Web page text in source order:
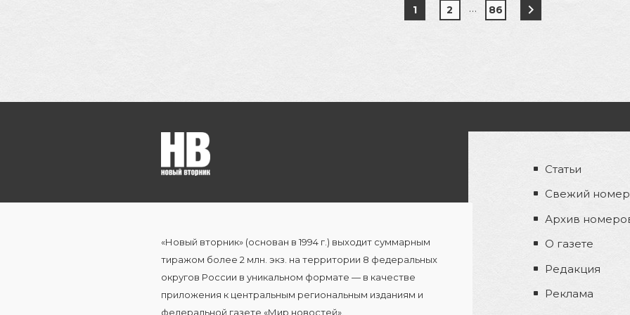
1 2 … 86
«Новый вторник» (основан в 1994 г.) выходит суммарным
тиражом более 2 млн. экз. на территории 8 федеральных
округов России в уникальном формате — в качестве
приложения к центральным региональным изданиям и
федеральной газете «Мир новостей».
Статьи
Свежий номер
Архив
О газете
Редакция
Реклама